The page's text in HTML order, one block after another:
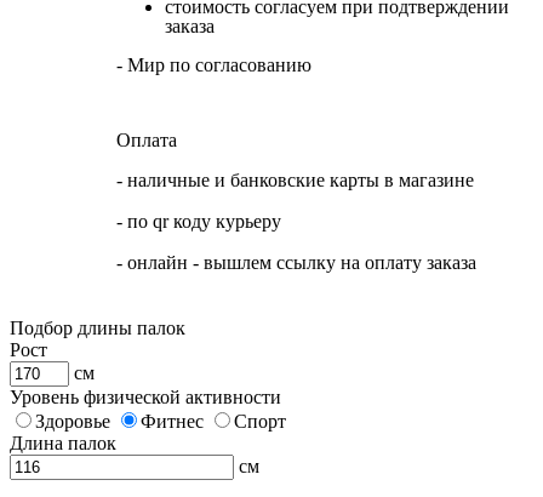
стоимость согласуем при подтверждении
заказа
- Мир по согласованию
Оплата
- наличные и банковские карты в магазине
- по qr коду курьеру
- онлайн - вышлем ссылку на оплату заказа
Подбор длины палок
Рост
см
Уровень физической активности
Здоровье
Фитнес
Спорт
Длина палок
см